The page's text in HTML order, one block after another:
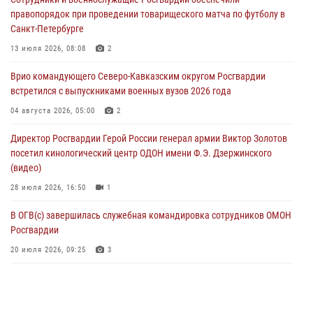
ограниченными возможностями здоровья (видео)
08 августа 2026, 06:32
Спецназ Росгвардии в Марий Эл почтил память товарища на
08 августа 2026, 06:15 9
День физкультурника в Уральском округе Росгвардии отметили
08 августа 2026, 06:03
правопорядок при проведении товарищеского матча по футболу в
Санкт-Петербурге
13 июля 2026, 08:08 2
Врио командующего Северо-Кавказским округом Росгвардии
встретился с выпускниками военных вузов 2026 года
04 августа 2026, 05:00 2
Директор Росгвардии Герой России генерал армии Виктор Золотов
посетил кинологический центр ОДОН имени Ф.Э. Дзержинского
(видео)
28 июля 2026, 16:50 1
В ОГВ(с) завершилась служебная командировка сотрудников ОМОН
Росгвардии
20 июля 2026, 09:25 3